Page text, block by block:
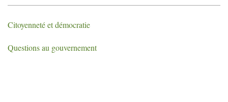
Citoyenneté et démocratie
Questions au gouvernement